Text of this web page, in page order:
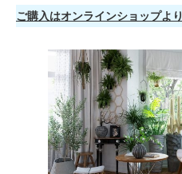
ご購入はオンラインショップより